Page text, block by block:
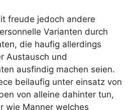
freude jedoch andere
Varianten durch
die haufig allerdings
Austausch und
ausfindig machen seien.
beilaufig unter einsatz von
von alleine dahinter tun,
wie Manner welches